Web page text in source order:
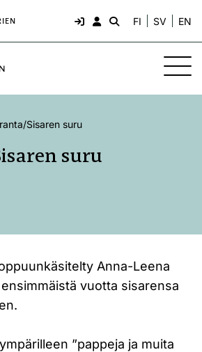
FI SV EN
/Sisaren suru
suru
Anna-Leena
vuotta sisarensa
”pappeja ja muita